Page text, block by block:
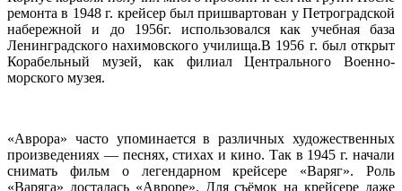
ремонта в 1948 г. крейсер был пришвартован у Петроградской
набережной и до 1956г. использовался как учебная база
Ленинградского нахимовского училища.В 1956 г. был открыт
Корабельный музей, как филиал Центрального Военно-
морского музея.
«Аврора» часто упоминается в различных художественных
произведениях — песнях, стихах и кино. Так в 1945 г. начали
снимать фильм о легендарном крейсере «Варяг». Роль
«Варяга» досталась «Авроре». Для съёмок на крейсере даже